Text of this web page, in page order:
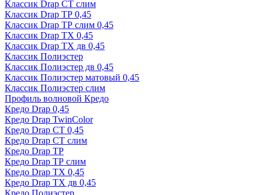
Классик Drap СТ слим
Классик Drap ТР 0,45
Классик Drap ТР слим 0,45
Классик Drap ТХ 0,45
Классик Drap ТХ дв 0,45
Классик Полиэстер
Классик Полиэстер дв 0,45
Классик Полиэстер матовый 0,45
Классик Полиэстер слим
Профиль волновой Кредо
Кредо Drap 0,45
Кредо Drap TwinColor
Кредо Drap СТ 0,45
Кредо Drap СТ слим
Кредо Drap ТР
Кредо Drap ТР слим
Кредо Drap ТХ 0,45
Кредо Drap ТХ дв 0,45
Кредо Полиэстер